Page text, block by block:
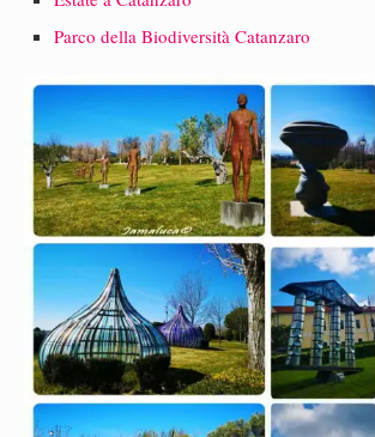
Parco della Biodiversità Catanzaro